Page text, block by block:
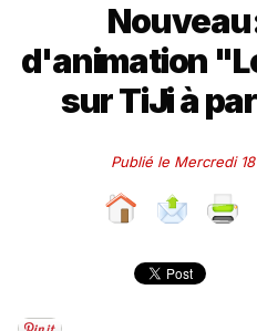
d'animation
sur TiJi à
Publié le Mercredi